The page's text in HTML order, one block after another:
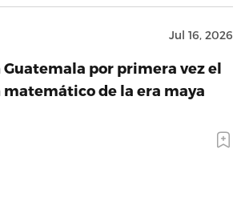
Jul 16, 2026
por primera vez el
matemático de la era maya